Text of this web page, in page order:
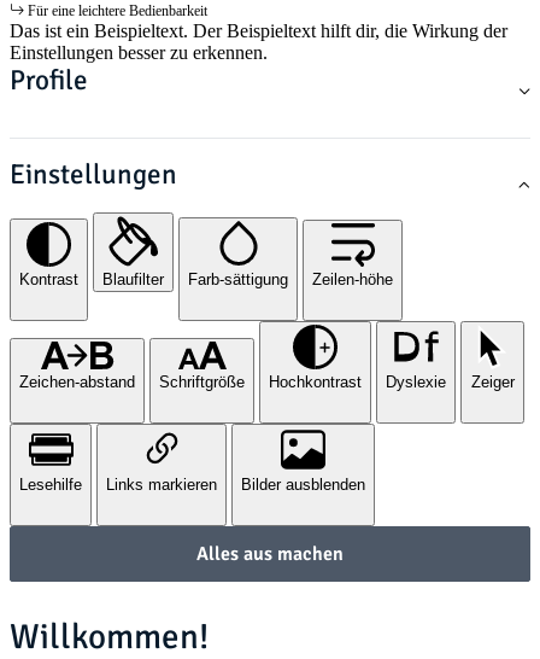
Für eine leichtere Bedienbarkeit
Das ist ein Beispieltext. Der Beispieltext hilft dir, die Wirkung der
Einstellungen besser zu erkennen.
Profile
Einstellungen
Kontrast Blaufilter Farb-sättigung Zeilen-höhe
Zeichen-abstand Schriftgröße Hochkontrast Dyslexie Zeiger
Lesehilfe Links markieren Bilder ausblenden
Alles aus machen
Willkommen!